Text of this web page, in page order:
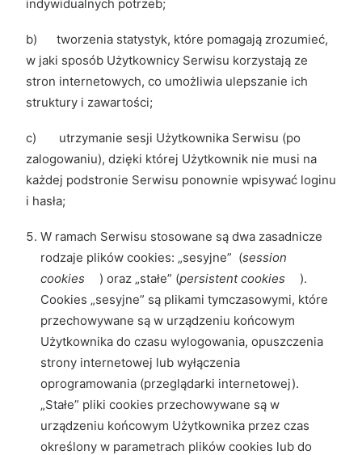
indywidualnych potrzeb;
b) tworzenia statystyk, które pomagają zrozumieć,
w jaki sposób Użytkownicy Serwisu korzystają ze
stron internetowych, co umożliwia ulepszanie ich
struktury i zawartości;
c) utrzymanie sesji Użytkownika Serwisu (po
zalogowaniu), dzięki której Użytkownik nie musi na
każdej podstronie Serwisu ponownie wpisywać loginu
i hasła;
W ramach Serwisu stosowane są dwa zasadnicze
rodzaje plików cookies: „sesyjne” (session
cookies
) oraz „stałe” (persistent cookies
).
Cookies „sesyjne” są plikami tymczasowymi, które
przechowywane są w urządzeniu końcowym
Użytkownika do czasu wylogowania, opuszczenia
strony internetowej lub wyłączenia
oprogramowania (przeglądarki internetowej).
„Stałe” pliki cookies przechowywane są w
urządzeniu końcowym Użytkownika przez czas
określony w parametrach plików cookies lub do